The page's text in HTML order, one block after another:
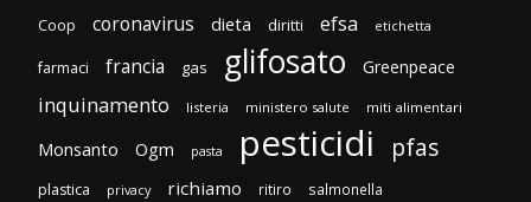
Coop coronavirus dieta diritti efsa etichetta
farmaci francia gas glifosato Greenpeace
inquinamento listeria ministero salute miti alimentari
Monsanto Ogm pasta pesticidi pfas
plastica privacy richiamo ritiro salmonella